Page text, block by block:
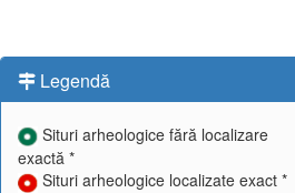
Legendă
Situri arheologice fără localizare
exactă *
Situri arheologice localizate exact *